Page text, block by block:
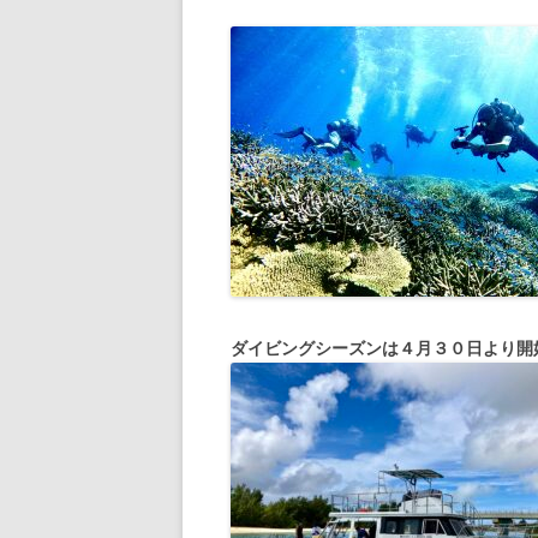
ダイビングシーズンは４月３０日より開